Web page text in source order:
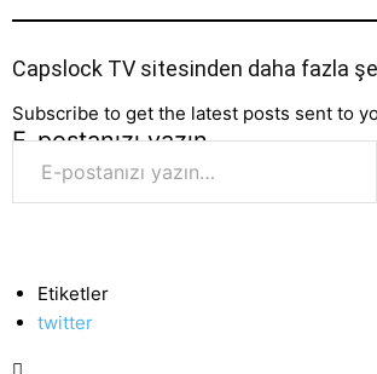
Capslock TV sitesinden daha fazla
Subscribe to get the latest posts sent to
E-postanızı yazın…
Etiketler
twitter